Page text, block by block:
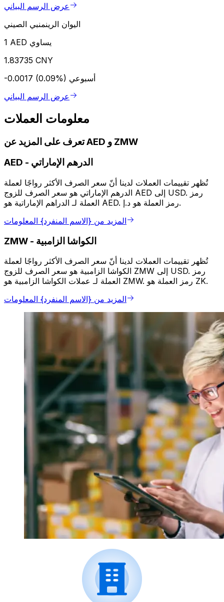
عرض الرسم البياني
اليوان الرينمنبي الصيني
1 AED يساوي
1.83735 CNY
-0.0017 (0.09%) أسبوعي
عرض الرسم البياني
معلومات العملات
تعرف على المزيد عن AED و ZMW
AED - الدرهم الإماراتي
تُظهر تقييمات العملات لدينا أنّ سعر الصرف الأكثر رواجًا لعملة
الدرهم الإماراتي هو سعر الصرف للزوج AED إلى USD. رمز
العملة لـ الدراهم الإماراتية هو AED. رمز العملة هو د.إ.
المزيد من {الاسم المنفرد} المعلومات
ZMW - الكواشا الزامبية
تُظهر تقييمات العملات لدينا أنّ سعر الصرف الأكثر رواجًا لعملة
الكواشا الزامبية هو سعر الصرف للزوج ZMW إلى USD. رمز
العملة لـ عملات الكواشا الزامبية هو ZMW. رمز العملة هو ZK.
المزيد من {الاسم المنفرد} المعلومات